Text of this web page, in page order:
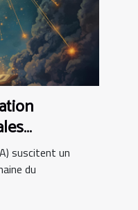
suscitent un
du